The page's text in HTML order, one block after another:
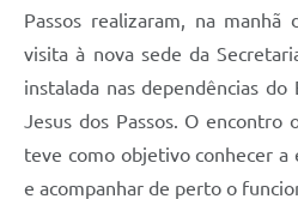
Passos realizaram, na manhã
visita à nova sede da
instalada nas dependências do
Jesus dos Passos. O
teve como objetivo conhecer a
e acompanhar de perto o